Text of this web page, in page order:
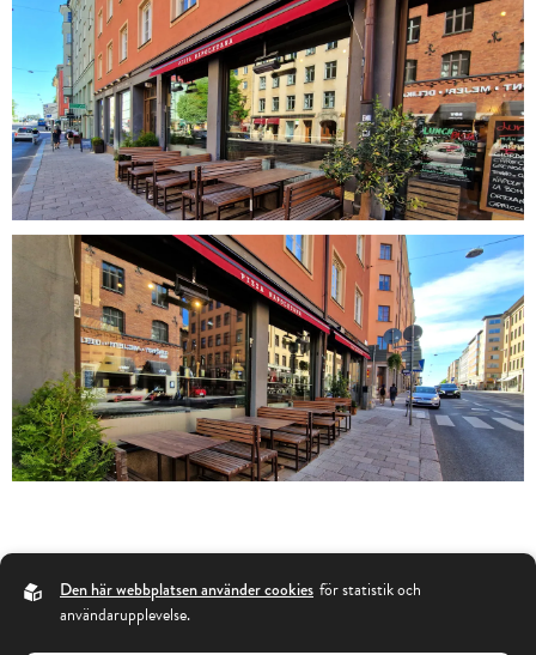
UTESERVERING
Den här webbplatsen använder cookies för statistik och
användarupplevelse.